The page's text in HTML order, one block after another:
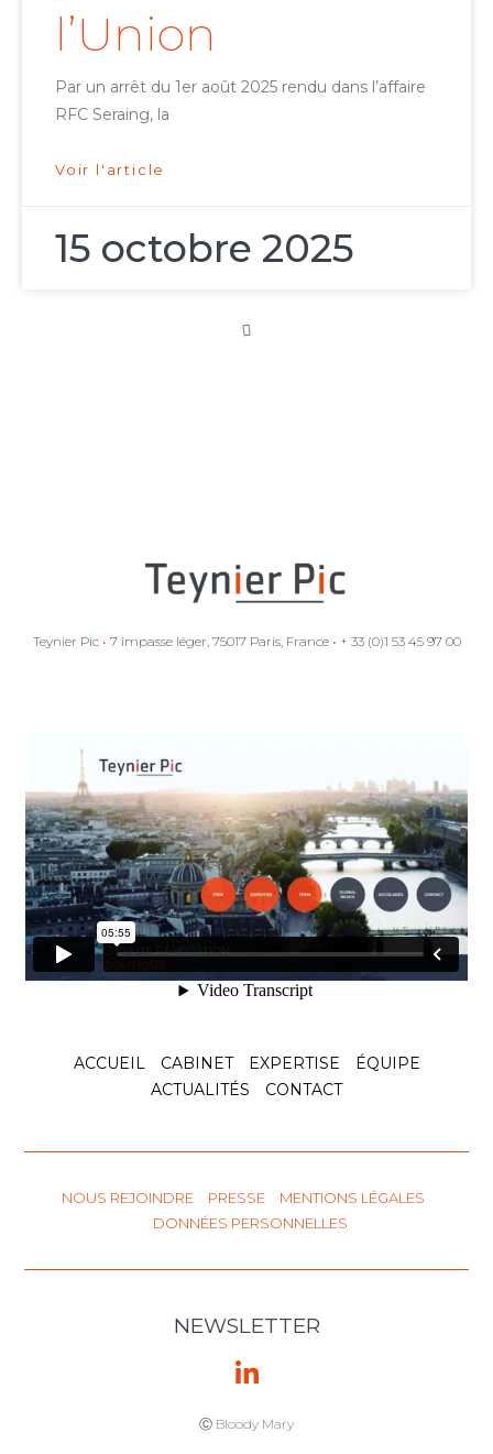
l’Union
Par un arrêt du 1er août 2025 rendu dans l’affaire
RFC Seraing, la
Voir l'article
15 octobre 2025
la Commission
européenne
empêcher
l’exécution de la
sentence Antin
c. Espagne
Voir l'article
Arbitrage
d’investissement
intra-UE : deux